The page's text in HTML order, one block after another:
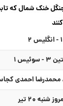
جنگل خنک شمال که
۱
محمدرضا احمدی
۲۰ تیر